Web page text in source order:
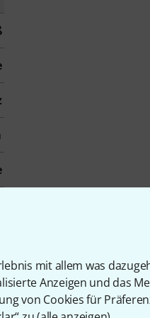
mit allem was
Anzeigen und das
von Cookies für